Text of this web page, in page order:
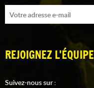
REJOIGNEZ L'ÉQUIPE
Suivez-nous sur :